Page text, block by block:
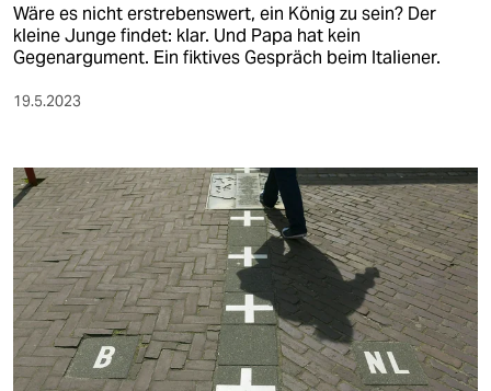
Wäre es nicht erstrebenswert, ein König zu sein? Der
kleine Junge findet: klar. Und Papa hat kein
Gegenargument. Ein fiktives Gespräch beim Italiener.
19.5.2023